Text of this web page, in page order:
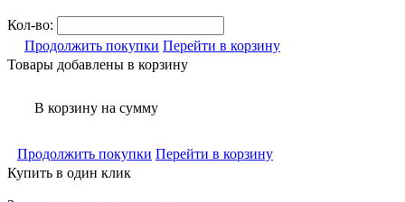
Кол-во:
Продолжить покупки Перейти в корзину
Товары добавлены в корзину
В корзину на сумму
Продолжить покупки Перейти в корзину
Купить в один клик